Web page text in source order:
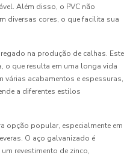
Além disso, o PVC não
diversas cores, o que facilita sua
na produção de calhas. Este
o que resulta em uma longa vida
várias acabamentos e espessuras,
a diferentes estilos
opção popular, especialmente em
O aço galvanizado é
revestimento de zinco,